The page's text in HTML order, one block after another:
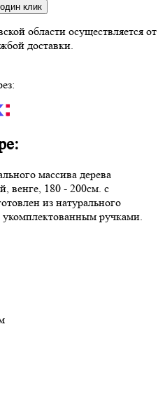
клик
области осуществляется от
доставки.
массива дерева
венге, 180 - 200см. с
из натурального
укомплектованным ручками.